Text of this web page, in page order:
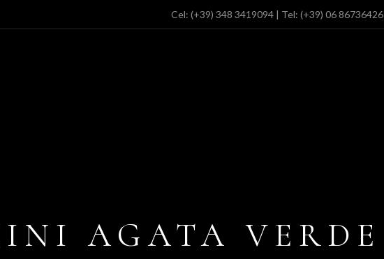
Cel: (+39) 348 3419094 | Tel: (+39) 06 86736426
AGATA VERDE